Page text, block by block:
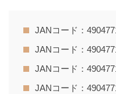
JANコード：
JANコード：
JANコード：
JANコード：